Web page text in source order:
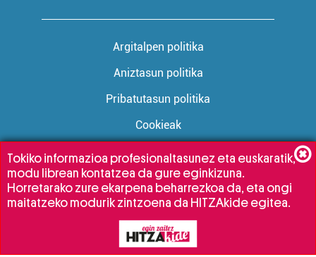
Argitalpen politika
Aniztasun politika
Pribatutasun politika
Cookieak
Babesleak:
Tokiko informazioa profesionaltasunez eta euskaratik,
modu librean kontatzea da gure eginkizuna.
Horretarako zure ekarpena beharrezkoa da, eta ongi
maitatzeko modurik zintzoena da HITZAkide egitea.